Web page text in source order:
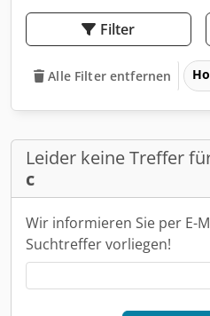
Filter
Alle Filter entfernen
Leider keine Treffer
c
Wir informieren Sie per E-
Suchtreffer vorliegen!